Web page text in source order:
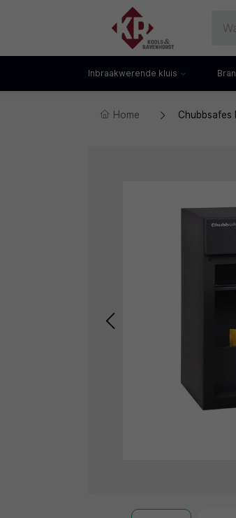
Inbraakwerende kluis
Gecertificeerde kluis
Home Chubbsafes